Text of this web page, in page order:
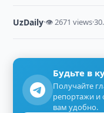
UzDaily·👁 2671 views·
Будьте в
Получайте
репортажи и
вам удобно.